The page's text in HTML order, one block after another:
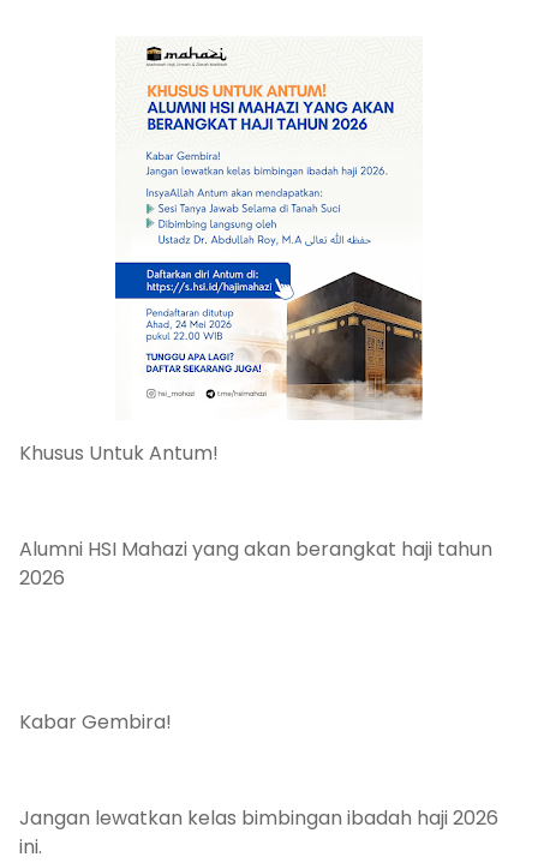
Khusus Untuk Antum!
Alumni HSI Mahazi yang akan berangkat haji tahun
2026
Kabar Gembira!
Jangan lewatkan kelas bimbingan ibadah haji 2026
ini.